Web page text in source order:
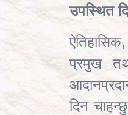
उपस्थित
ऐतिहासिक,
प्रमुख
दिन